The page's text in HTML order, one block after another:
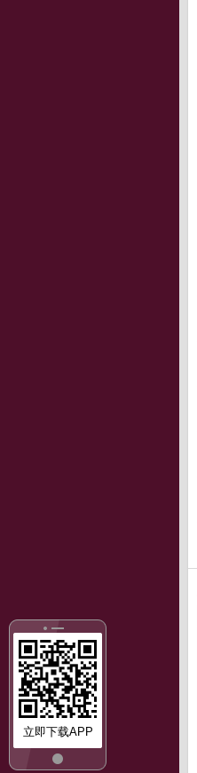
立即下载APP